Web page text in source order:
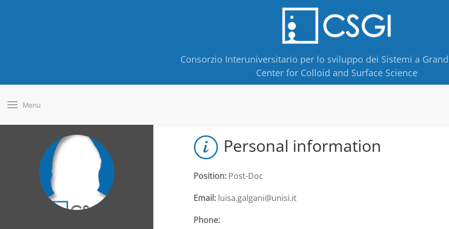
Consorzio Interuniversitario per lo sviluppo dei Sistemi a
Center for Colloid and Surface Science
Menu
Personal information
Position: Post-Doc
Email: luisa.galgani@unisi.it
Phone: